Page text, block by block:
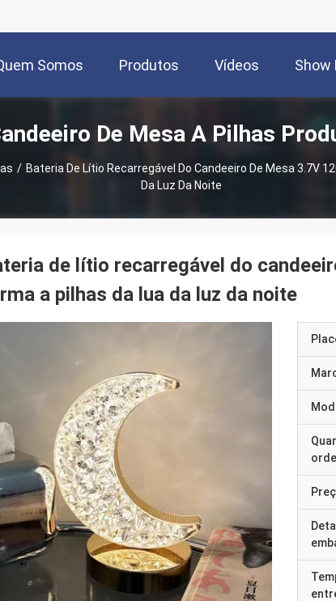
Somos Produtos Vídeos Show
De Mesa A Pilhas
/ Bateria De Lítio Recarregável Do Candeeiro De Mesa 3.7V
Da Luz Da Noite
de lítio recarregável do
a pilhas da lua da luz da noite